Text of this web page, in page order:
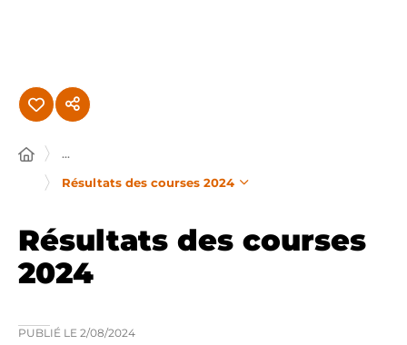
...
Résultats des courses 2024
Résultats des courses
2024
PUBLIÉ LE 2/08/2024